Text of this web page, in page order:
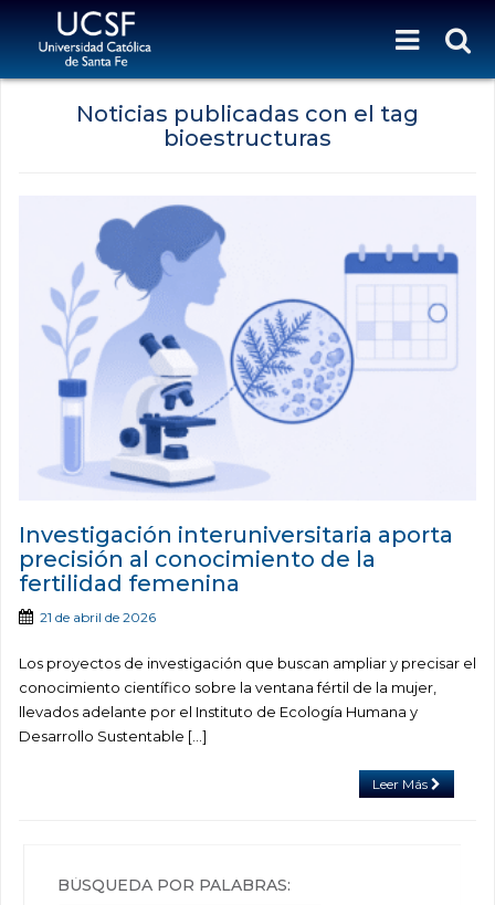
Noticias publicadas con el tag
bioestructuras
Investigación interuniversitaria aporta
precisión al conocimiento de la
fertilidad femenina
21 de abril de 2026
Los proyectos de investigación que buscan ampliar y precisar el
conocimiento científico sobre la ventana fértil de la mujer,
llevados adelante por el Instituto de Ecología Humana y
Desarrollo Sustentable […]
Leer Más
BÚSQUEDA POR PALABRAS: